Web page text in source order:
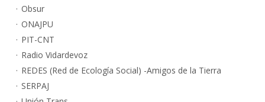
Obsur
ONAJPU
PIT-CNT
Radio Vidardevoz
REDES (Red de Ecología Social) -Amigos de la Tierra
SERPAJ